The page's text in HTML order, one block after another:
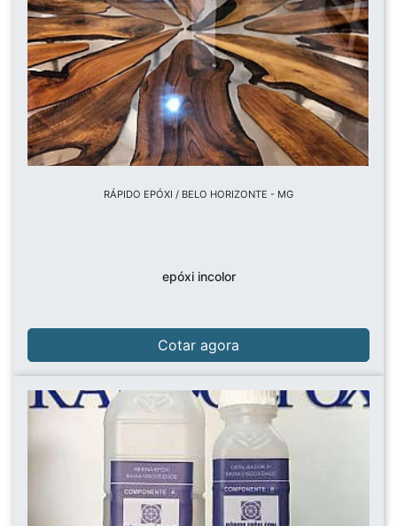
RÁPIDO EPÓXI / BELO HORIZONTE - MG
epóxi incolor
Cotar agora